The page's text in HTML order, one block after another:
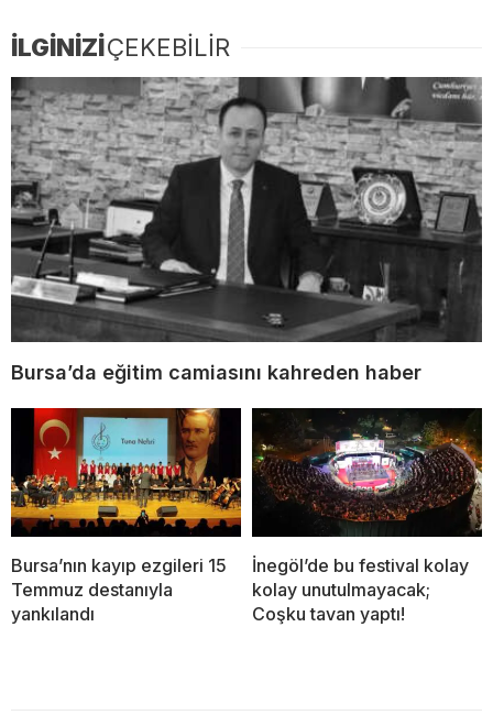
İLGİNİZİÇEKEBİLİR
Bursa’da eğitim camiasını kahreden haber
Bursa’nın kayıp ezgileri 15
Temmuz destanıyla
yankılandı
İnegöl’de bu festival kolay
kolay unutulmayacak;
Coşku tavan yaptı!